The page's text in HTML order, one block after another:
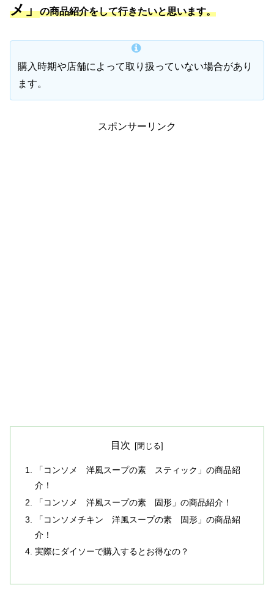
メ」の商品紹介をして行きたいと思います。
購入時期や店舗によって取り扱っていない場合があり
ます。
スポンサーリンク
目次
「コンソメ 洋風スープの素 スティック」の商品紹
介！
「コンソメ 洋風スープの素 固形」の商品紹介！
「コンソメチキン 洋風スープの素 固形」の商品紹
介！
実際にダイソーで購入するとお得なの？